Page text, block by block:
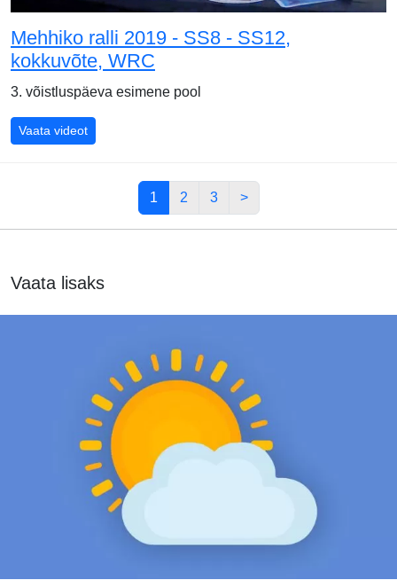
Mehhiko ralli 2019 - SS8 - SS12,
kokkuvõte, WRC
3. võistluspäeva esimene pool
Vaata videotMehhiko ralli 2019 - SS8 - SS12, kokkuvõte, WRC
1 2 3 >
Vaata lisaks